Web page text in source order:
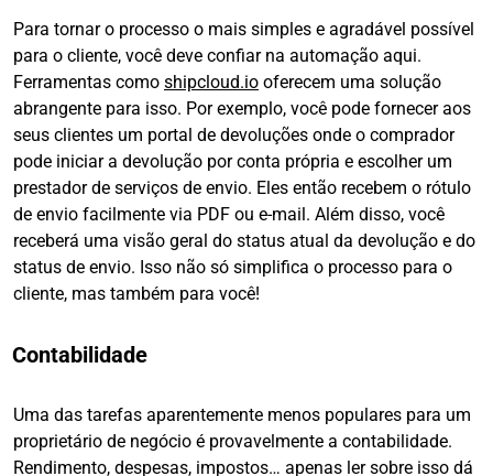
Para tornar o processo o mais simples e agradável possível
para o cliente, você deve confiar na automação aqui.
Ferramentas como shipcloud.io oferecem uma solução
abrangente para isso. Por exemplo, você pode fornecer aos
seus clientes um portal de devoluções onde o comprador
pode iniciar a devolução por conta própria e escolher um
prestador de serviços de envio. Eles então recebem o rótulo
de envio facilmente via PDF ou e-mail. Além disso, você
receberá uma visão geral do status atual da devolução e do
status de envio. Isso não só simplifica o processo para o
cliente, mas também para você!
Contabilidade
Uma das tarefas aparentemente menos populares para um
proprietário de negócio é provavelmente a contabilidade.
Rendimento, despesas, impostos… apenas ler sobre isso dá